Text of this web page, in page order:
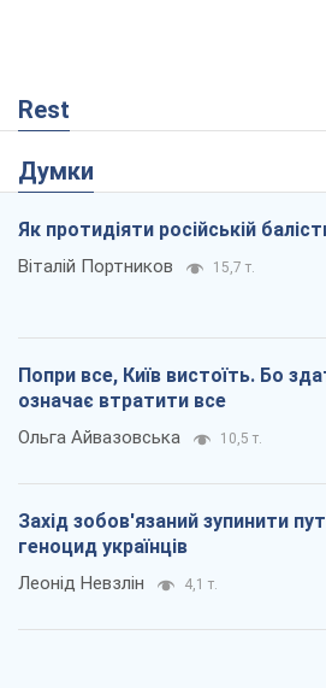
Rest
Думки
Як протидіяти російській
Віталій Портников 15,7 т.
Попри все, Київ вистоїть. Бо
означає втратити все
Ольга Айвазовська 10,5 т.
Захід зобов'язаний зупинити
геноцид українців
Леонід Невзлін 4,1 т.